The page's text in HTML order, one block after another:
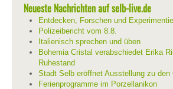
Neueste Nachrichten auf selb-live.de
Entdecken, Forschen und
Polizeibericht vom 8.8.
Italienisch sprechen und üben
Bohemia Cristal verabschiedet Erika
Ruhestand
Stadt Selb eröffnet Ausstellung zu den
Ferienprogramme im Porzellanikon